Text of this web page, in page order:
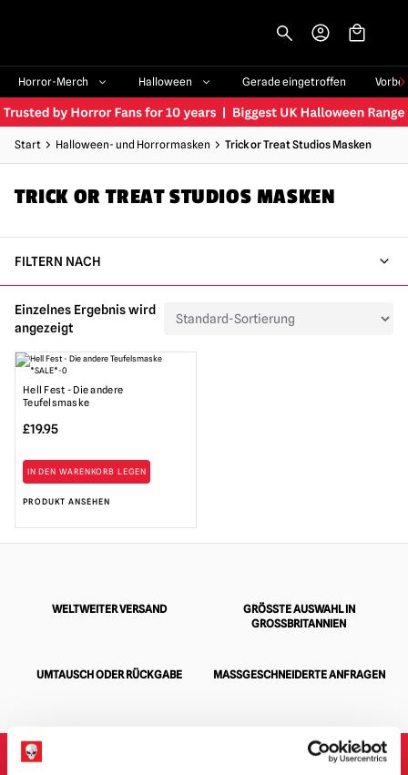
Horror-Merch Halloween Gerade eingetroffen
Start Halloween- und Horrormasken Trick or Treat Studios Masken
TRICK OR TREAT STUDIOS MASKEN
FILTERN NACH
Einzelnes Ergebnis wird
angezeigt
Hell Fest - Die andere
Teufelsmaske
£19.95
IN DEN WARENKORB LEGEN
PRODUKT ANSEHEN
WELTWEITER VERSAND
GRÖSSTE AUSWAHL IN G
ROSSBRITANNIEN
UMTAUSCH ODER RÜCKGABE MASSGESCHNEIDERTE ANFRAGEN